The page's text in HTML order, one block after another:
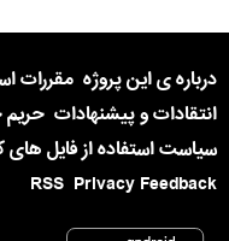
درباره ی این پروژه مقررات
انتقادات و پیشنهادات
سیاست استفاده از فایل های
Privacy Feedback
RSS